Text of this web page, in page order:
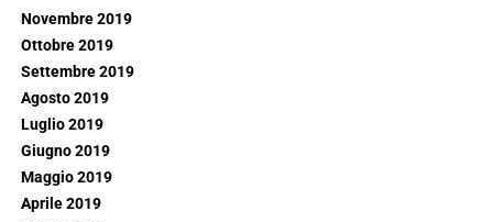
Novembre 2019
Ottobre 2019
Settembre 2019
Agosto 2019
Luglio 2019
Giugno 2019
Maggio 2019
Aprile 2019